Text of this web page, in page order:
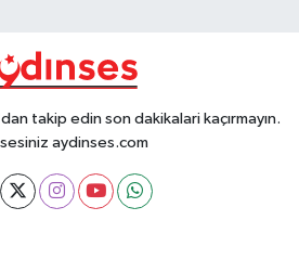
takip edin son dakikalari kaçırmayın.
aydinses.com